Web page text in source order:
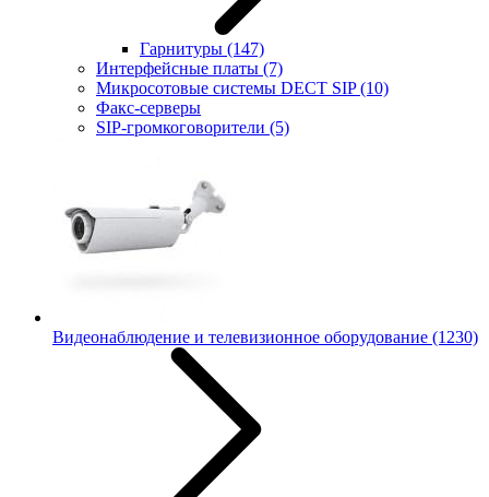
Гарнитуры (147)
Интерфейсные платы (7)
Микросотовые системы DECT SIP(10)
Факс-серверы
SIP-громкоговорители (5)
Видеонаблюдение и телевизионное оборудование (1230)